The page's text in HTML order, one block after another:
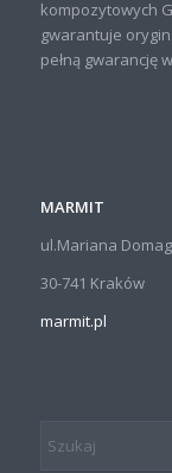
kompozytowych
gwarantuje
pełną gwarancję
MARMIT
ul.Mariana
30-741 Kraków
marmit.pl